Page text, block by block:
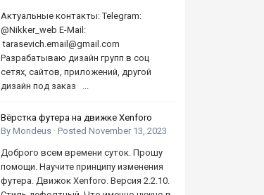
Актуальные контакты: Telegram:
@Nikker_web E-Mail:
tarasevich.email@gmail.com
Разрабатываю дизайн групп в соц
сетях, сайтов, приложений, другой
дизайн под заказ ...
Вёрстка футера на движке Xenforo
By Mondeus · Posted November 13, 2023
Доброго всем времени суток. Прошу
помощи. Научите принципу изменения
футера. Движок Xenforo. Версия 2.2.10.